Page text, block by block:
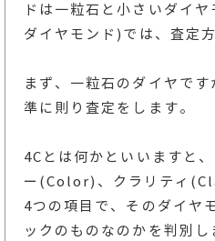
ドは一粒石と小さいダイ
ダイヤモンド)では、査定
まず、一粒石のダイヤで
準に則り査定をします。
4Cとは何かといいますと
ー(Color)、クラリティ
4つの項目で、そのダイヤ
ックのものなのかを判別し